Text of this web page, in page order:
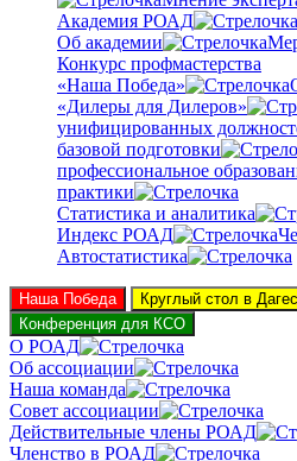
Академия РОАД
Об академии
Конкурс профмастерства
«Наша Победа»
«Дилеры для Дилеров»
унифицированных
базовой подготовки
профессиональное
практики
Статистика и аналитика
Индекс РОАД
Автостатистика
Наша Победа
Круглый стол в
Конференция для КСО
О РОАД
Об ассоциации
Наша команда
Совет ассоциации
Действительные члены РОАД
Членство в РОАД